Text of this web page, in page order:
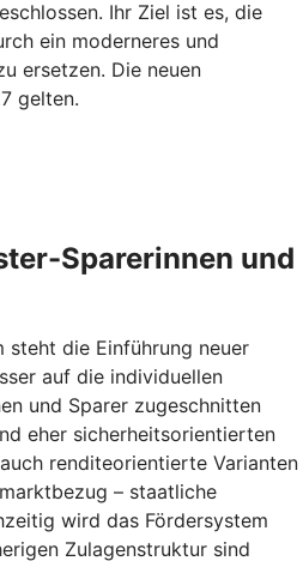
Ihr Ziel ist es, die
ein moderneres und
ersetzen. Die neuen
gelten.
Sparerinnen und
die Einführung neuer
auf die individuellen
und Sparer zugeschnitten
eher sicherheitsorientierten
renditeorientierte Varianten
– staatliche
wird das Fördersystem
Zulagenstruktur sind